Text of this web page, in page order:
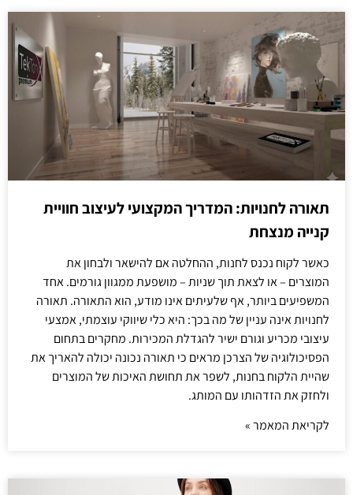
תאורה לחנויות: המדריך המקצועי לעיצוב חוויית
קנייה מנצחת
כאשר לקוח נכנס לחנות, ההחלטה אם להישאר ולבחון את
המוצרים – או לצאת תוך שניות – מושפעת ממגוון גורמים. אחד
המשפיעים ביותר, אף שלעיתים אינו מודע, הוא התאורה. תאורה
לחנויות אינה עניין של מה בכך: היא כלי שיווקי עוצמתי, אמצעי
עיצובי מכריע וגורם ישיר להגדלת המכירות. מחקרים בתחום
הפסיכולוגיה של הצרכן מראים כי תאורה נכונה יכולה להאריך את
שהיית הלקוח בחנות, לשפר את תחושת האיכות של המוצרים
ולחזק את הזדהותו עם המותג.
לקריאת המאמר »